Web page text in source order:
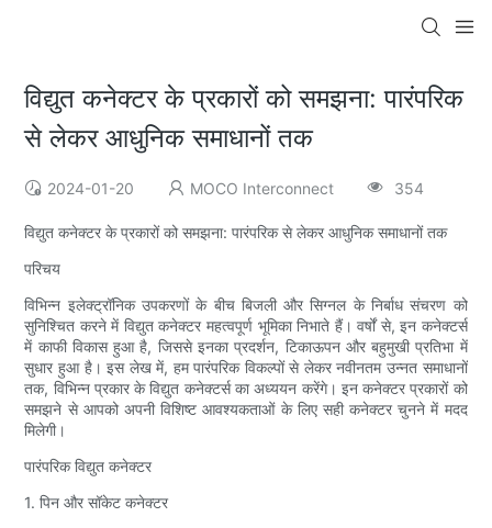
विद्युत कनेक्टर के प्रकारों को समझना: पारंपरिक
से लेकर आधुनिक समाधानों तक
2024-01-20 MOCO Interconnect 354
विद्युत कनेक्टर के प्रकारों को समझना: पारंपरिक से लेकर आधुनिक समाधानों तक
परिचय
विभिन्न इलेक्ट्रॉनिक उपकरणों के बीच बिजली और सिग्नल के निर्बाध संचरण को
सुनिश्चित करने में विद्युत कनेक्टर महत्वपूर्ण भूमिका निभाते हैं। वर्षों से, इन कनेक्टर्स
में काफी विकास हुआ है, जिससे इनका प्रदर्शन, टिकाऊपन और बहुमुखी प्रतिभा में
सुधार हुआ है। इस लेख में, हम पारंपरिक विकल्पों से लेकर नवीनतम उन्नत समाधानों
तक, विभिन्न प्रकार के विद्युत कनेक्टर्स का अध्ययन करेंगे। इन कनेक्टर प्रकारों को
समझने से आपको अपनी विशिष्ट आवश्यकताओं के लिए सही कनेक्टर चुनने में मदद
मिलेगी।
पारंपरिक विद्युत कनेक्टर
1. पिन और सॉकेट कनेक्टर